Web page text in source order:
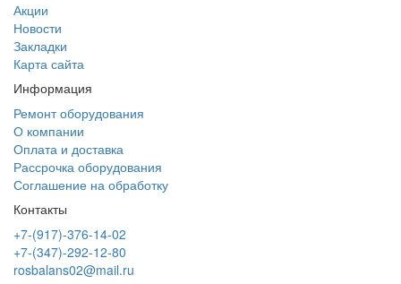
Акции
Новости
Закладки
Карта сайта
Информация
Ремонт оборудования
О компании
Оплата и доставка
Рассрочка оборудования
Соглашение на обработку
Контакты
+7-(917)-376-14-02
+7-(347)-292-12-80
rosbalans02@mail.ru